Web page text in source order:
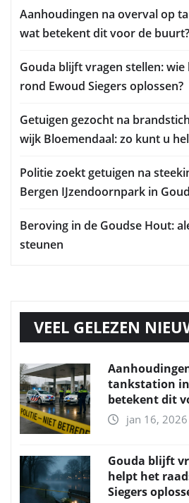
Aanhoudingen na overval op
wat betekent dit voor de buurt?
Gouda blijft vragen stellen:
rond Ewoud Siegers oplossen?
Getuigen gezocht na
wijk Bloemendaal: zo kunt u
Politie zoekt getuigen na
Bergen IJzendoornpark in
Beroving in de Goudse Hout:
steunen
VEEL GELEZEN
tankstation
betekent dit
jan 16, 2026
Gouda blijft
helpt het
Siegers